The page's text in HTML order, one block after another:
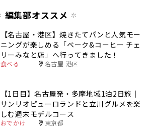
編集部オススメ
【名古屋・港区】焼きたてパンと人気モー
ニングが楽しめる「ベーク&コーヒー チェ
リーみなと店」へ行ってきました！
食べる 名古屋 港区
【1日目】名古屋発・多摩地域1泊2日旅｜
サンリオピューロランドと立川グルメを楽
しむ週末モデルコース
おでかけ 東京都